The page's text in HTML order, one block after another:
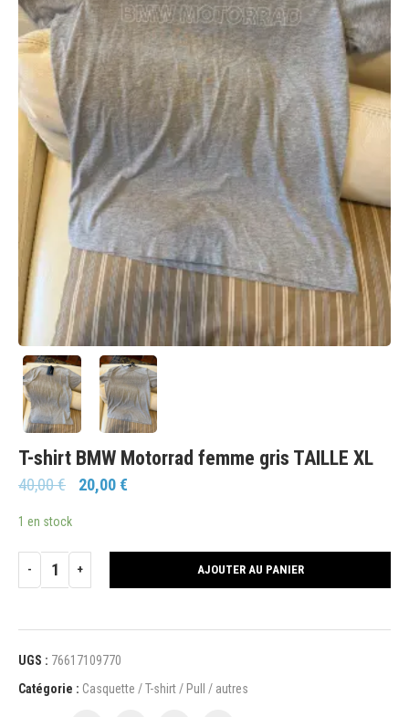
T-shirt BMW Motorrad femme gris TAILLE XL
40,00€ 20,00€
1 en stock
AJOUTER AU PANIER
UGS : 76617109770
Catégorie : Casquette / T-shirt / Pull / autres